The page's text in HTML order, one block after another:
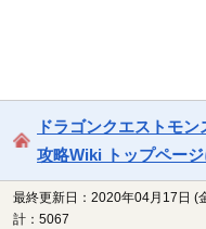
ドラゴンクエストモ
攻略Wiki トップペー
最終更新日：2020年04月17日 (
計：5067